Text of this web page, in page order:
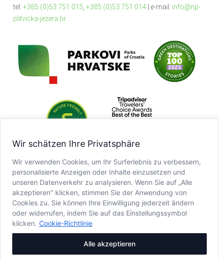
Wir schätzen Ihre Privatsphäre
Wir verwenden Cookies, um Ihr Surferlebnis zu verbessern,
personalisierte Anzeigen oder Inhalte einzusetzen und
unseren Datenverkehr zu analysieren. Wenn Sie auf „Alle
akzeptieren" klicken, stimmen Sie der Anwendung von
Cookies zu. Sie können Ihre Einwilligung jederzeit ändern
oder widerrufen, indem Sie auf das Einstellungssymbol
klicken. Cookie-Richtlinie
Alle akzeptieren
tel: +385 (0)53 751 015 +385 (0)53 751 014| e-mail: info@np-
plitvicka-jezera.hr